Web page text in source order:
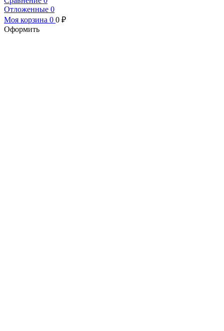
Отложенные 0
Моя корзина 0 0 ₽
Оформить